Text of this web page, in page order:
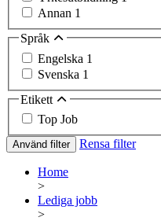
Annan 1
Språk
Engelska 1
Svenska 1
Etikett
Top Job
Använd filter Rensa filter
Home
>
Lediga jobb
>